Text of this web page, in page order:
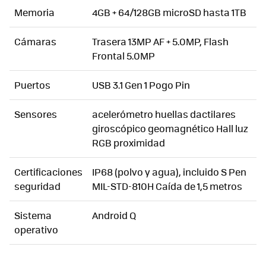
Memoria 4GB + 64/128GB microSD hasta 1TB
Cámaras
Trasera 13MP AF + 5.0MP, Flash
Frontal 5.0MP
Puertos USB 3.1 Gen 1 Pogo Pin
Sensores
acelerómetro huellas dactilares
giroscópico geomagnético Hall luz
RGB proximidad
Certificaciones
seguridad
IP68 (polvo y agua), incluido S Pen
MIL-STD-810H Caída de 1,5 metros
Sistema
operativo
Android Q